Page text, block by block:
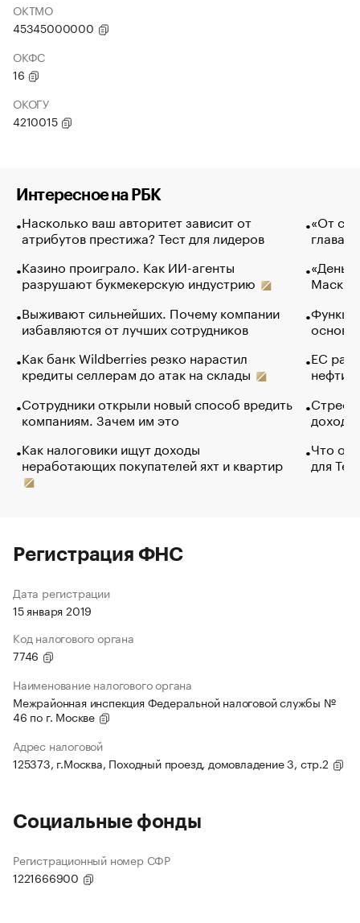
ОКТМО
45345000000
ОКФС
16
ОКОГУ
4210015
Интересное на РБК
Насколько ваш авторитет зависит от
атрибутов престижа? Тест для лидеров
Казино проиграло. Как ИИ-агенты
разрушают букмекерскую индустрию
Выживают сильнейших. Почему компании
избавляются от лучших сотрудников
Как банк Wildberries резко нарастил
кредиты селлерам до атак на склады
Сотрудники открыли новый способ вредить
компаниям. Зачем им это
Как налоговики ищут доходы
неработающих покупателей яхт и квартир
«От
глава
Маск в
основ
ЕС
нефти
Что
для
Регистрация ФНС
Дата регистрации
15 января 2019
Код налогового органа
7746
Наименование налогового органа
Межрайонная инспекция Федеральной налоговой службы №
46 по г. Москве
Адрес налоговой
125373, г.Москва, Походный проезд, домовладение 3, стр.2
Социальные фонды
Регистрационный номер СФР
1221666900